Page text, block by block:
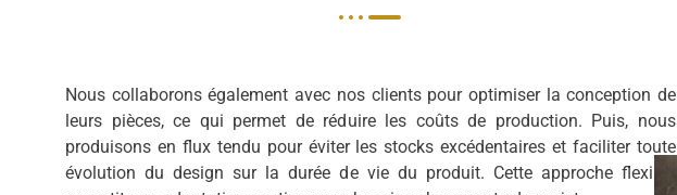
Nous collaborons également avec nos clients pour optimiser la conception de
leurs pièces, ce qui permet de réduire les coûts de production. Puis, nous
produisons en flux tendu pour éviter les stocks excédentaires et faciliter toute
évolution du design sur la durée de vie du produit. Cette approche flexible